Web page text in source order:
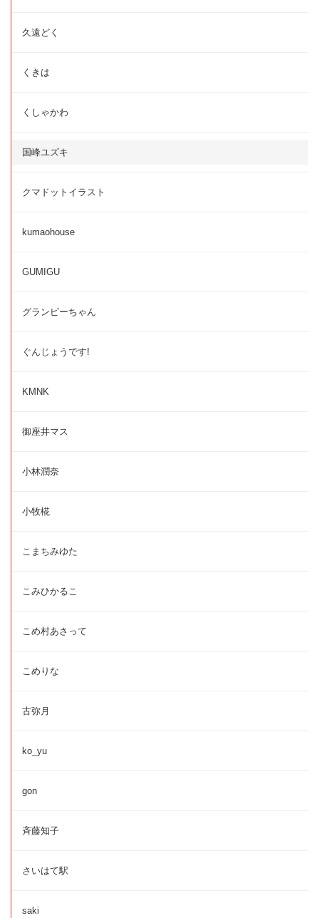
久遠どく
くきは
くしゃかわ
国峰ユズキ
クマドットイラスト
kumaohouse
GUMIGU
グランピーちゃん
ぐんじょうです!
KMNK
御座井マス
小林潤奈
小牧椛
こまちみゆた
こみひかるこ
こめ村あさって
こめりな
古弥月
ko_yu
gon
斉藤知子
さいはて駅
saki